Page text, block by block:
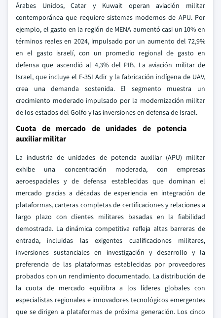
Árabes Unidos, Catar y Kuwait operan aviación militar
contemporánea que requiere sistemas modernos de APU. Por
ejemplo, el gasto en la región de MENA aumentó casi un 10% en
términos reales en 2024, impulsado por un aumento del 72,9%
en el gasto israelí, con un promedio regional de gasto en
defensa que ascendió al 4,3% del PIB. La aviación militar de
Israel, que incluye el F-35I Adir y la fabricación indígena de UAV,
crea una demanda sostenida. El segmento muestra un
crecimiento moderado impulsado por la modernización militar
de los estados del Golfo y las inversiones en defensa de Israel.
Cuota de mercado de unidades de potencia
auxiliar militar
La industria de unidades de potencia auxiliar (APU) militar
exhibe una concentración moderada, con empresas
aeroespaciales y de defensa establecidas que dominan el
mercado gracias a décadas de experiencia en integración de
plataformas, carteras completas de certificaciones y relaciones a
largo plazo con clientes militares basadas en la fiabilidad
demostrada. La dinámica competitiva refleja altas barreras de
entrada, incluidas las exigentes cualificaciones militares,
inversiones sustanciales en investigación y desarrollo y la
preferencia de las plataformas establecidas por proveedores
probados con un rendimiento documentado. La distribución de
la cuota de mercado equilibra a los líderes globales con
especialistas regionales e innovadores tecnológicos emergentes
que se dirigen a plataformas de próxima generación. Los cinco